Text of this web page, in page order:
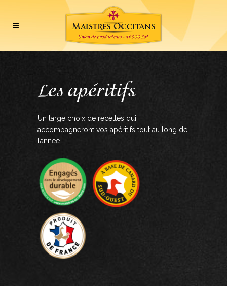
Les apéritifs
Un large choix de recettes qui
accompagneront vos apéritifs tout au long de
l’année.